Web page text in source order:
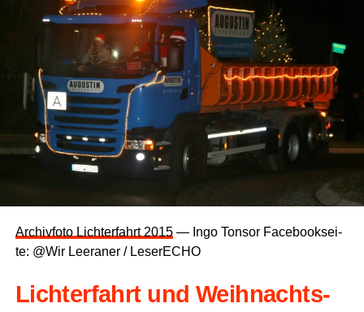
Archiv­fo­to Licht­er­fahrt 2015— Ingo Ton­sor Face­book­sei­
te: @Wir Leera­ner / LeserECHO
Licht­er­fahrt und Weih­nachts­